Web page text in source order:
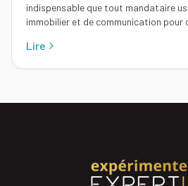
indispensable que tout mandataire
immobilier et de communication pour
Lire